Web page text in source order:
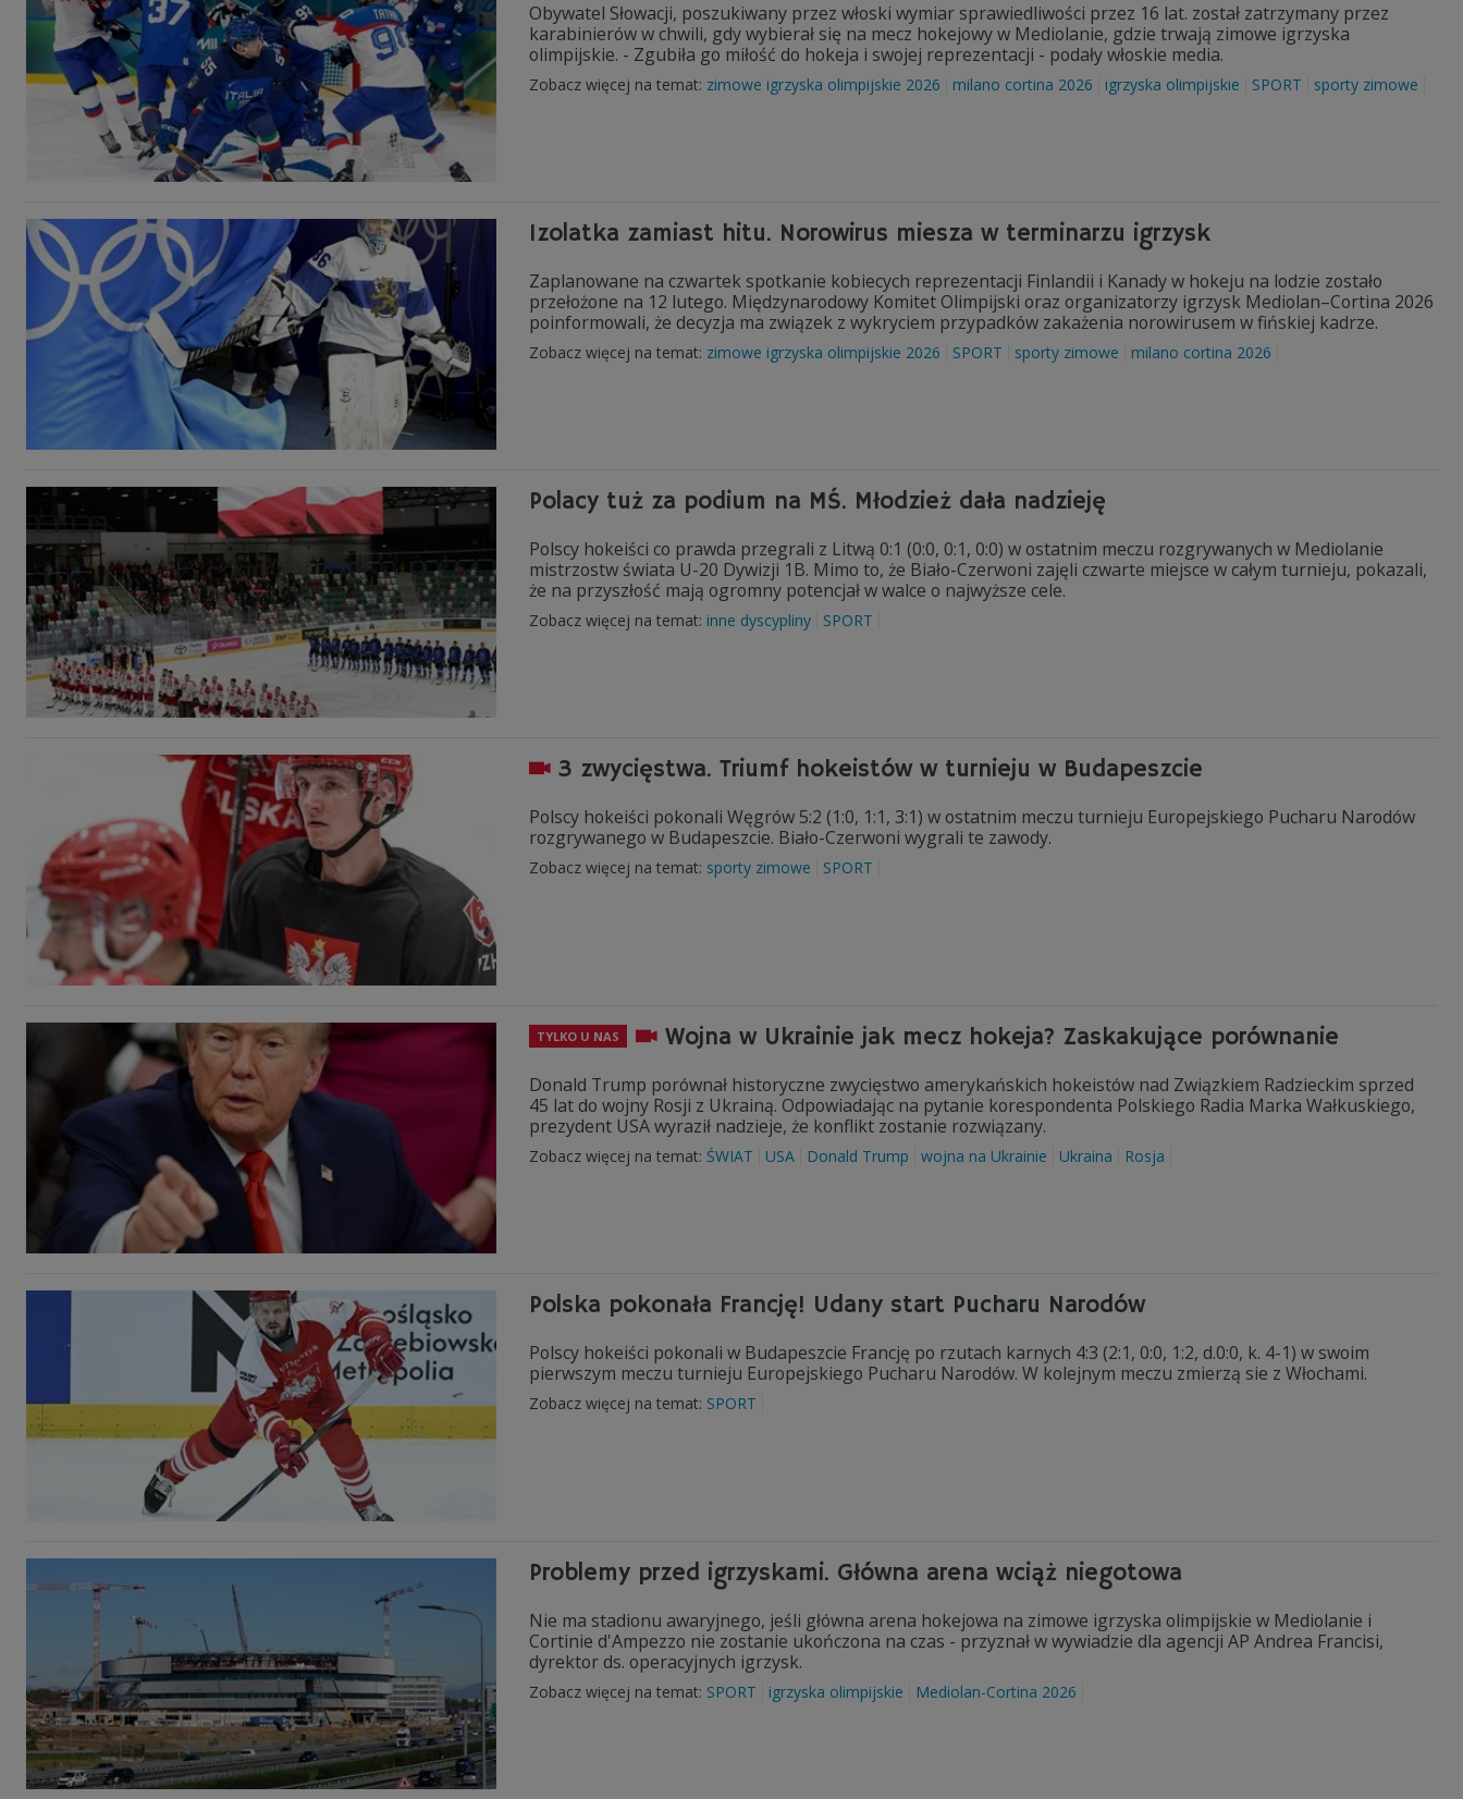
Obywatel Słowacji, poszukiwany przez włoski wymiar sprawiedliwości przez 16 lat. został zatrzymany przez
karabinierów w chwili, gdy wybierał się na mecz hokejowy w Mediolanie, gdzie trwają zimowe igrzyska
olimpijskie. - Zgubiła go miłość do hokeja i swojej reprezentacji - podały włoskie media.
Zobacz więcej na temat: zimowe igrzyska olimpijskie 2026 milano cortina 2026 igrzyska olimpijskie SPORT sporty zimowe
Izolatka zamiast hitu. Norowirus miesza w terminarzu igrzysk
Zaplanowane na czwartek spotkanie kobiecych reprezentacji Finlandii i Kanady w hokeju na lodzie zostało
przełożone na 12 lutego. Międzynarodowy Komitet Olimpijski oraz organizatorzy igrzysk Mediolan–Cortina 2026
poinformowali, że decyzja ma związek z wykryciem przypadków zakażenia norowirusem w fińskiej kadrze.
Zobacz więcej na temat: zimowe igrzyska olimpijskie 2026 SPORT sporty zimowe milano cortina 2026
Polacy tuż za podium na MŚ. Młodzież dała nadzieję
Polscy hokeiści co prawda przegrali z Litwą 0:1 (0:0, 0:1, 0:0) w ostatnim meczu rozgrywanych w Mediolanie
mistrzostw świata U-20 Dywizji 1B. Mimo to, że Biało-Czerwoni zajęli czwarte miejsce w całym turnieju, pokazali,
że na przyszłość mają ogromny potencjał w walce o najwyższe cele.
Zobacz więcej na temat: inne dyscypliny SPORT
3 zwycięstwa. Triumf hokeistów w turnieju w Budapeszcie
Polscy hokeiści pokonali Węgrów 5:2 (1:0, 1:1, 3:1) w ostatnim meczu turnieju Europejskiego Pucharu Narodów
rozgrywanego w Budapeszcie. Biało-Czerwoni wygrali te zawody.
Zobacz więcej na temat: sporty zimowe SPORT
TYLKO U NAS Wojna w Ukrainie jak mecz hokeja? Zaskakujące porównanie
Donald Trump porównał historyczne zwycięstwo amerykańskich hokeistów nad Związkiem Radzieckim sprzed
45 lat do wojny Rosji z Ukrainą. Odpowiadając na pytanie korespondenta Polskiego Radia Marka Wałkuskiego,
prezydent USA wyraził nadzieje, że konflikt zostanie rozwiązany.
Zobacz więcej na temat: ŚWIAT USA Donald Trump wojna na Ukrainie Ukraina Rosja
Polska pokonała Francję! Udany start Pucharu Narodów
Polscy hokeiści pokonali w Budapeszcie Francję po rzutach karnych 4:3 (2:1, 0:0, 1:2, d.0:0, k. 4-1) w swoim
pierwszym meczu turnieju Europejskiego Pucharu Narodów. W kolejnym meczu zmierzą sie z Włochami.
Zobacz więcej na temat: SPORT
Problemy przed igrzyskami. Główna arena wciąż niegotowa
Nie ma stadionu awaryjnego, jeśli główna arena hokejowa na zimowe igrzyska olimpijskie w Mediolanie i
Cortinie d'Ampezzo nie zostanie ukończona na czas - przyznał w wywiadzie dla agencji AP Andrea Francisi,
dyrektor ds. operacyjnych igrzysk.
Zobacz więcej na temat: SPORT igrzyska olimpijskie Mediolan-Cortina 2026